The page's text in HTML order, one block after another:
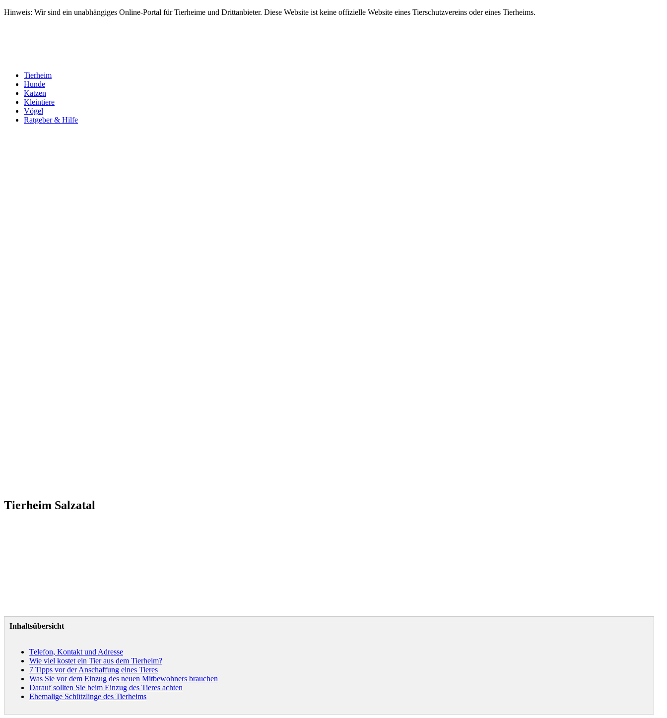
Hinweis: Wir sind ein unabhängiges Online-Portal für Tierheime und Drittanbieter. Diese Website ist keine offizielle Website eines Tierschutzvereins oder eines Tierheims.
Tierheim
Hunde
Katzen
Kleintiere
Vögel
Ratgeber & Hilfe
Tierheim Salzatal
Inhaltsübersicht
Telefon, Kontakt und Adresse
Wie viel kostet ein Tier aus dem Tierheim?
7 Tipps vor der Anschaffung eines Tieres
Was Sie vor dem Einzug des neuen Mitbewohners brauchen
Darauf sollten Sie beim Einzug des Tieres achten
Ehemalige Schützlinge des Tierheims